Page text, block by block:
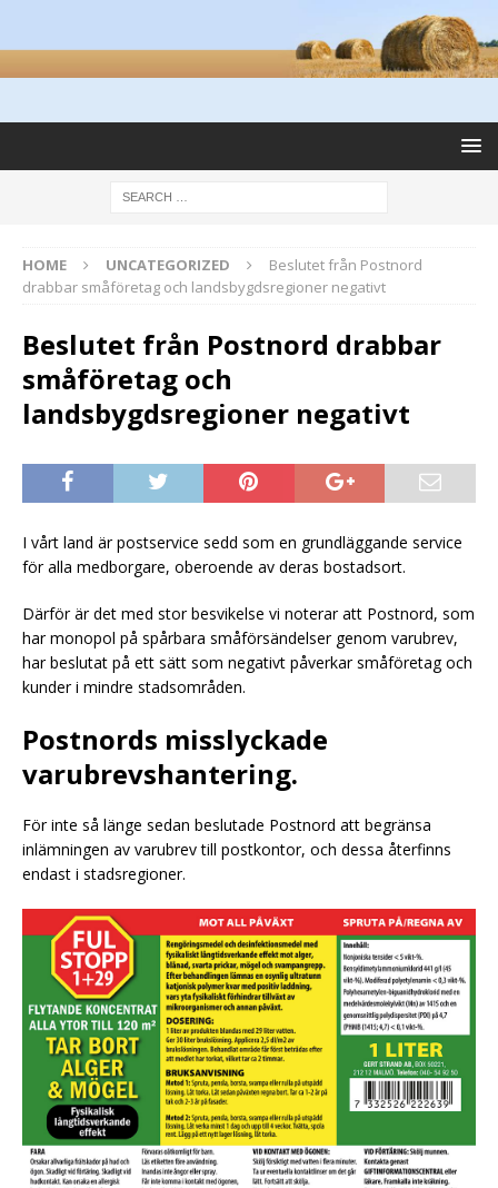
HOME UNCATEGORIZED
Beslutet från Postnord
drabbar småföretag och landsbygdsregioner negativt
Beslutet från Postnord drabbar
småföretag och
landsbygdsregioner negativt
I vårt land är postservice sedd som en grundläggande service
för alla medborgare, oberoende av deras bostadsort.
Därför är det med stor besvikelse vi noterar att Postnord, som
har monopol på spårbara småförsändelser genom varubrev,
har beslutat på ett sätt som negativt påverkar småföretag och
kunder i mindre stadsområden.
Postnords misslyckade
varubrevshantering.
För inte så länge sedan beslutade Postnord att begränsa
inlämningen av varubrev till postkontor, och dessa återfinns
endast i stadsregioner.